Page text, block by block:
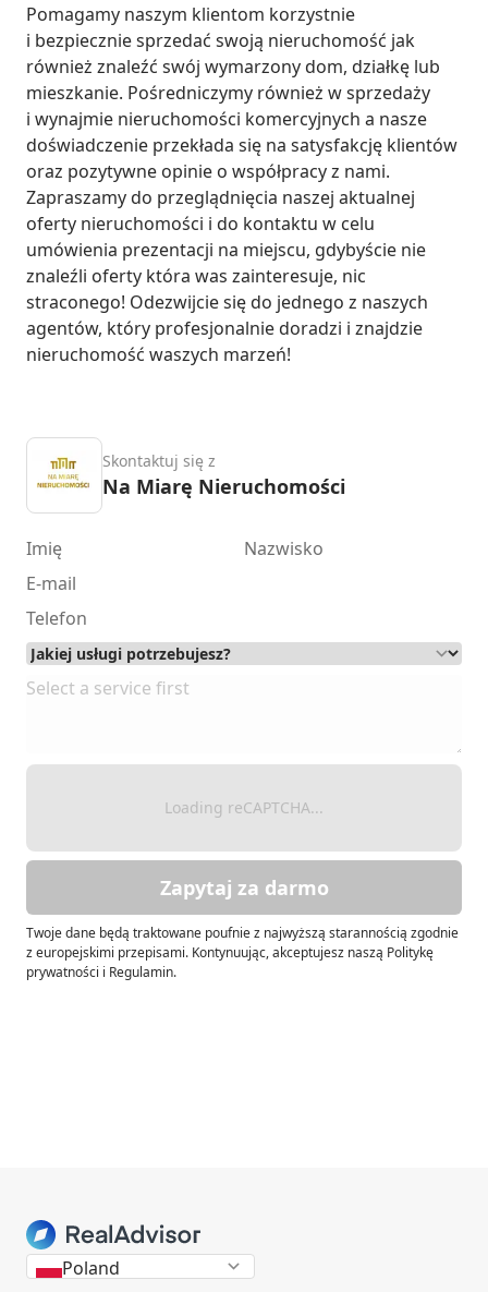
Pomagamy naszym klientom korzystnie
i bezpiecznie sprzedać swoją nieruchomość jak
również znaleźć swój wymarzony dom, działkę lub
mieszkanie. Pośredniczymy również w sprzedaży
i wynajmie nieruchomości komercyjnych a nasze
doświadczenie przekłada się na satysfakcję klientów
oraz pozytywne opinie o współpracy z nami.
Zapraszamy do przeglądnięcia naszej aktualnej
oferty nieruchomości i do kontaktu w celu
umówienia prezentacji na miejscu, gdybyście nie
znaleźli oferty która was zainteresuje, nic
straconego! Odezwijcie się do jednego z naszych
agentów, który profesjonalnie doradzi i znajdzie
nieruchomość waszych marzeń!
Skontaktuj się z
Na Miarę Nieruchomości
Loading reCAPTCHA...
Zapytaj za darmo
Twoje dane będą traktowane poufnie z najwyższą starannością zgodnie
z europejskimi przepisami. Kontynuując, akceptujesz naszą Politykę
prywatności i Regulamin.
Poland